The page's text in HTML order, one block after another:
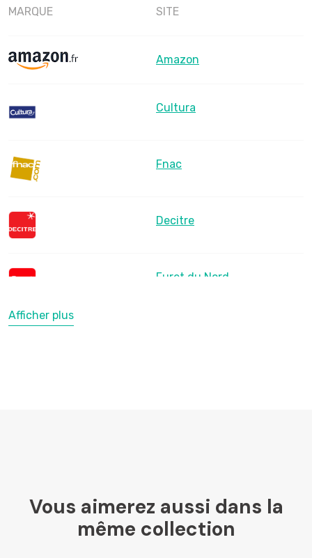
MARQUE SITE
Amazon
Cultura
Fnac
Decitre
Furet du Nord
Mollat
Afficher plus
Vous aimerez aussi dans la
même collection